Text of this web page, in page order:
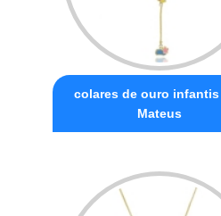
colares de ouro infantis
Mateus